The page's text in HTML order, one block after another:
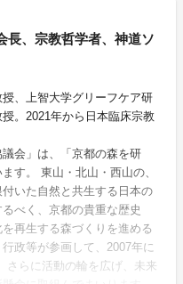
長、宗教哲学者、神道ソ
、上智大学グリーフケア研
。2021年から日本臨床宗教
客員教授。
は、「京都の森を研
す。 東山・北山・西山の、
いた自然と共生する日本の
べく、京都の貴重な歴史
再生する森づくりを進める
政等が参画して、2007年に
さらに活動の輪を広げ、未来